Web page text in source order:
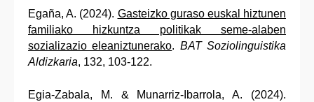
Egaña, A. (2024). Gasteizko guraso euskal hiztunen
familiako hizkuntza politikak seme-alaben
sozializazio eleaniztunerako. BAT Soziolinguistika
Aldizkaria, 132, 103-122.
Egia-Zabala, M. & Munarriz-Ibarrola, A. (2024).